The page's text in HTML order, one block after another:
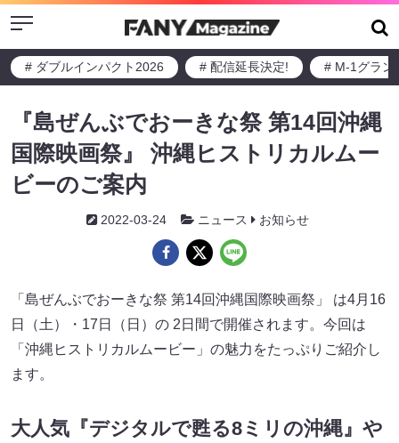
Menu
# ダブルインパクト2026 # 配信延長決定! # M-1グラン
『島ぜんぶでおーきな祭 第14回沖縄
国際映画祭』 沖縄ヒストリカルムー
ビーのご案内
2022-03-24 ニュース お知らせ
「島ぜんぶでおーきな祭 第14回沖縄国際映画祭」 は4月16
日（土）・17日（日）の 2日間で開催されます。今回は
「沖縄ヒストリカルムービー」の魅力をたっぷりご紹介し
ます。
大人気『デジタルで甦る8ミリの沖縄』や